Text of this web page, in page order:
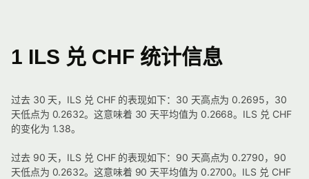
1 ILS 兑 CHF 统计信息
过去 30 天，ILS 兑 CHF 的表现如下：30 天高点为 0.2695，30
天低点为 0.2632。这意味着 30 天平均值为 0.2668。ILS 兑 CHF
的变化为 1.38。
过去 90 天，ILS 兑 CHF 的表现如下：90 天高点为 0.2790，90
天低点为 0.2632。这意味着 90 天平均值为 0.2700。ILS 兑 CHF